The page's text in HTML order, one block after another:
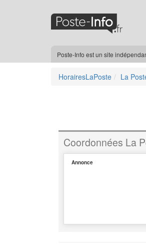
Poste-Info est un site
HorairesLaPoste La
Coordonnées La
Annonce